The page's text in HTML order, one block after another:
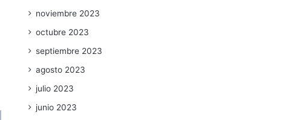
noviembre 2023
octubre 2023
septiembre 2023
agosto 2023
julio 2023
junio 2023